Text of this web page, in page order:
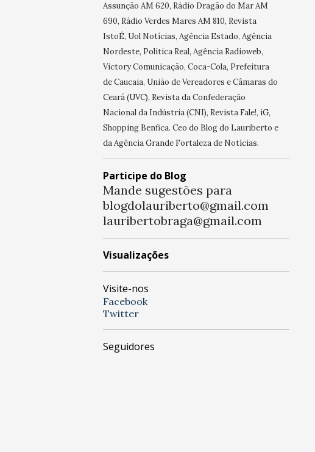
Assunção AM 620, Rádio Dragão do Mar AM
690, Rádio Verdes Mares AM 810, Revista
IstoÉ, Uol Notícias, Agência Estado, Agência
Nordeste, Política Real, Agência Radioweb,
Victory Comunicação, Coca-Cola, Prefeitura
de Caucaia, União de Vereadores e Câmaras do
Ceará (UVC), Revista da Confederação
Nacional da Indústria (CNI), Revista Fale!, iG,
Shopping Benfica. Ceo do Blog do Lauriberto e
da Agência Grande Fortaleza de Notícias.
Participe do Blog
Mande sugestões para
blogdolauriberto@gmail.com
lauribertobraga@gmail.com
Visualizações
Visite-nos
Facebook
Twitter
Seguidores